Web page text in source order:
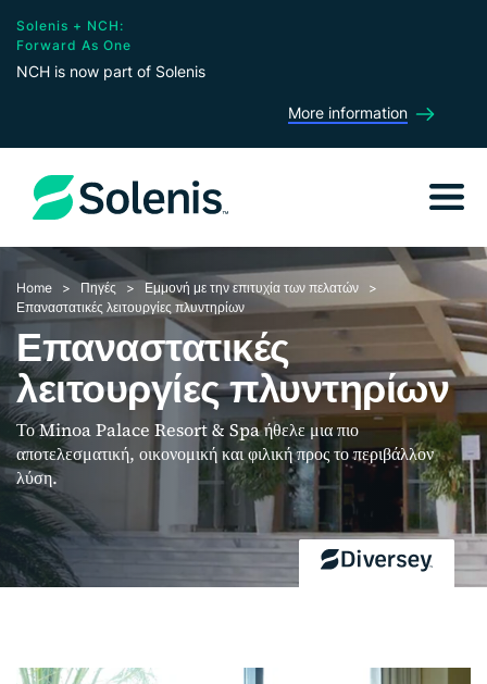
Solenis + NCH:
Forward As One
NCH is now part of Solenis
More information
Home Πηγές
Εμμονή με την επιτυχία των πελατών
Επαναστατικές λειτουργίες πλυντηρίων
Επαναστατικές
λειτουργίες πλυντηρίων
Το Minoa Palace Resort & Spa ήθελε μια πιο
αποτελεσματική, οικονομική και φιλική προς το περιβάλλον
λύση.